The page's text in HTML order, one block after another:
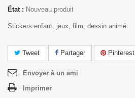
État : Nouveau produit
Stickers enfant, jeux, film, dessin animé.
Tweet Partager Pinterest
Envoyer à un ami
Imprimer